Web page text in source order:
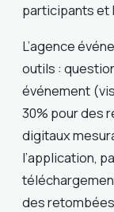
participants et
L’agence
outils :
événement
30% pour des
digitaux
l’application,
des